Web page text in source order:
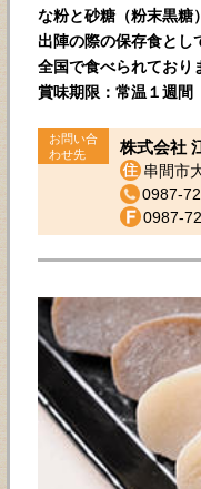
な粉と砂糖（粉末黒糖
出陣の際の保存食とし
全国で食べられており
賞味期限：常温１週間
お問い合
わせ先
株式会社
串間市
0987-
0987-